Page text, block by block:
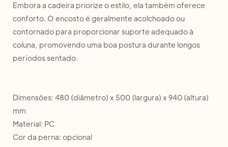
Embora a cadeira priorize o estilo, ela também oferece
conforto. O encosto é geralmente acolchoado ou
contornado para proporcionar suporte adequado à
coluna, promovendo uma boa postura durante longos
períodos sentado.
Dimensões: 480 (diâmetro) x 500 (largura) x 940 (altura)
mm
Material: PC
Cor da perna: opcional